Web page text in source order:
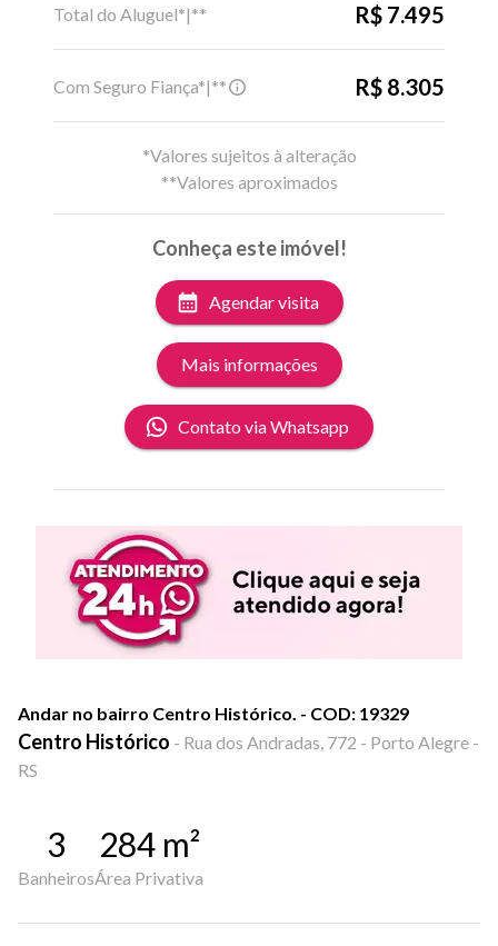
Total do Aluguel*|**
R$ 7.495
Com Seguro Fiança*|** R$ 8.305
*Valores sujeitos à alteração
**Valores aproximados
Conheça este imóvel!
Agendar visita
Mais informações
Contato via Whatsapp
Andar no bairro Centro Histórico. - COD: 19329
Centro Histórico - Rua dos Andradas, 772 - Porto Alegre -
RS
3
Banheiros
284 m²
Área Privativa